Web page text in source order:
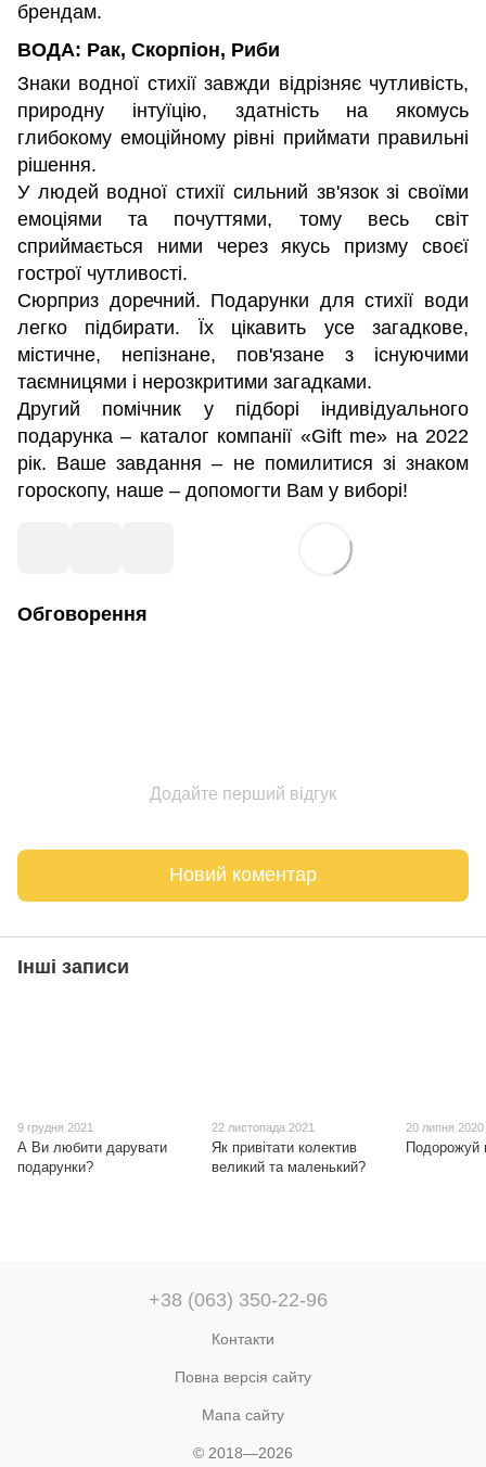
брендам.
ВОДА: Рак, Скорпіон, Риби
Знаки водної стихії завжди відрізняє чутливість,
природну інтуїцію, здатність на якомусь
глибокому емоційному рівні приймати правильні
рішення.
У людей водної стихії сильний зв'язок зі своїми
емоціями та почуттями, тому весь світ
сприймається ними через якусь призму своєї
гострої чутливості.
Сюрприз доречний. Подарунки для стихії води
легко підбирати. Їх цікавить усе загадкове,
містичне, непізнане, пов'язане з існуючими
таємницями і нерозкритими загадками.
Другий помічник у підборі індивідуального
подарунка – каталог компанії «Gift me» на 2022
рік. Ваше завдання – не помилитися зі знаком
гороскопу, наше – допомогти Вам у виборі!
Обговорення
Додайте перший відгук
Новий коментар
Інші записи
9 грудня 2021
А Ви любити дарувати
подарунки?
22 листопада 2021
Як привітати колектив
великий та маленький?
20 липня 2020
Подорожуй
+38 (063) 350-22-96
Контакти
Повна версія сайту
Мапа сайту
© 2018—2026